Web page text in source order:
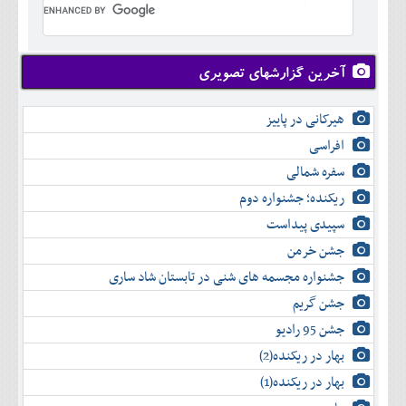
دی
بهمن
اسفند
آبان
آذر
دی
بهمن
اسفند
شهريور
مهر
آبان
آذر
دی
بهمن
اسفند
تير
مرداد
شهريور
مهر
آبان
آذر
دی
بهمن
اسفند
آخرین گزارشهای تصویری
هیرکانی در پاییز
افراسی
سفره شمالی
ریکنده؛ جشنواره دوم
سپیدی پیداست
جشن خرمن
جشنواره مجسمه های شنی در تابستان شاد ساری
جشن گریم
جشن 95 رادیو
بهار در ریکنده(2)
بهار در ریکنده(1)